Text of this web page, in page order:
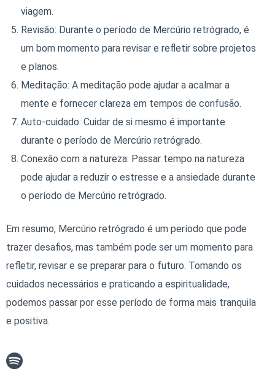
viagem.
Revisão: Durante o período de Mercúrio retrógrado, é
um bom momento para revisar e refletir sobre projetos
e planos.
Meditação: A meditação pode ajudar a acalmar a
mente e fornecer clareza em tempos de confusão.
Auto-cuidado: Cuidar de si mesmo é importante
durante o período de Mercúrio retrógrado.
Conexão com a natureza: Passar tempo na natureza
pode ajudar a reduzir o estresse e a ansiedade durante
o período de Mercúrio retrógrado.
Em resumo, Mercúrio retrógrado é um período que pode
trazer desafios, mas também pode ser um momento para
refletir, revisar e se preparar para o futuro. Tomando os
cuidados necessários e praticando a espiritualidade,
podemos passar por esse período de forma mais tranquila
e positiva.